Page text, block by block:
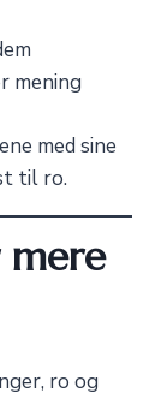
mening
med sine
til ro.
ro og